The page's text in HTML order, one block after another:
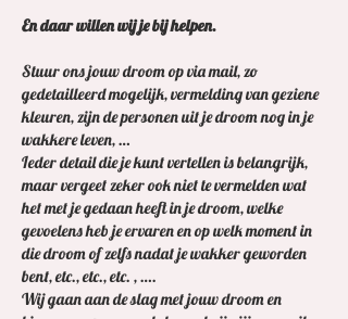
En daar willen wij je bij helpen.
Stuur ons jouw droom op via mail, zo
gedetailleerd mogelijk, vermelding van geziene
kleuren, zijn de personen uit je droom nog in je
wakkere leven, …
Ieder detail die je kunt vertellen is belangrijk,
maar vergeet zeker ook niet te vermelden wat
het met je gedaan heeft in je droom, welke
gevoelens heb je ervaren en op welk moment in
die droom of zelfs nadat je wakker geworden
bent, etc., etc., etc. , ….
Wij gaan aan de slag met jouw droom en